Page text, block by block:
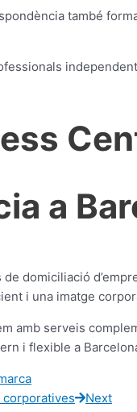
també
a
domiciliació
i una imatge
amb serveis
i flexible a
Next